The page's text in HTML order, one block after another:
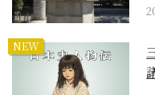
NEW